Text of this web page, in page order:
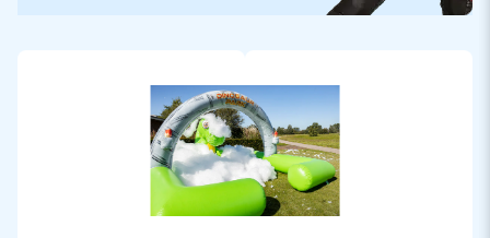
onze speciaal samengestelde Package Deals. Als extra
gave producten in handen, maar hoef je ook niet meer na te
denken over je promotie!
JB Bubble vloeistof
De JB Bubbles producten hebben naast lucht natuurlijk ook